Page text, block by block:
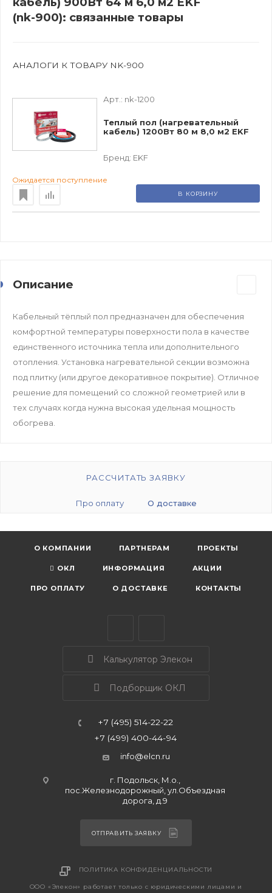
(nk-900): связанные товары
АНАЛОГИ К ТОВАРУ NK-900
Арт.: nk-1200
Теплый пол (нагревательный
кабель) 1200Вт 80 м 8,0 м2 EKF
Бренд: EKF
Ожидается поступление
В КОРЗИНУ
Описание
Кабельный тёплый пол предназначен для обеспечения
комфортной температуры поверхности пола в качестве
единственного источника тепла или дополнительного
отопления. Установка нагревательной секции возможна
под плитку (или другое декоративное покрытие). Отличное
решение для помещений со сложной геометрией или в
тех случаях когда нужна высокая удельная мощность
обогрева.
РАССЧИТАТЬ ЗАЯВКУ
Про оплату О доставке
О КОМПАНИИ ПАРТНЕРАМ ПРОЕКТЫ
ОКЛ ИНФОРМАЦИЯ АКЦИИ
ПРО ОПЛАТУ О ДОСТАВКЕ КОНТАКТЫ
Калькулятор Элекон
Подборщик ОКЛ
+7 (495) 514-22-22
+7 (499) 400-44-94
info@elcn.ru
г. Подольск, М.о.,
пос.Железнодорожный, ул.Объездная
дорога, д.9
ОТПРАВИТЬ ЗАЯВКУ
ПОЛИТИКА КОНФИДЕНЦИАЛЬНОСТИ
ООО «Элекон» работает только с юридическими лицами и